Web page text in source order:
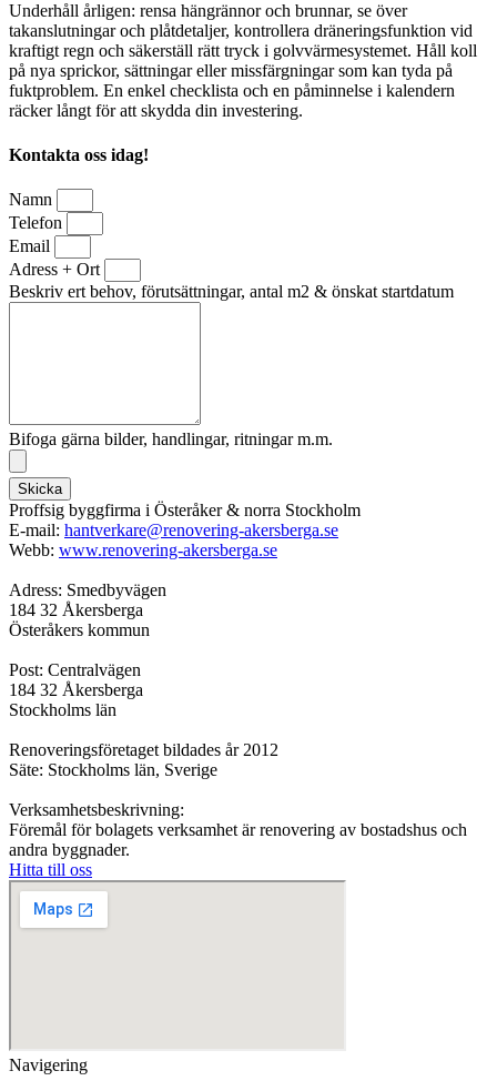
Underhåll årligen: rensa hängrännor och brunnar, se över
takanslutningar och plåtdetaljer, kontrollera dräneringsfunktion vid
kraftigt regn och säkerställ rätt tryck i golvvärmesystemet. Håll koll
på nya sprickor, sättningar eller missfärgningar som kan tyda på
fuktproblem. En enkel checklista och en påminnelse i kalendern
räcker långt för att skydda din investering.
Kontakta oss idag!
Namn
Telefon
Email
Adress + Ort
Beskriv ert behov, förutsättningar, antal m2 & önskat startdatum
Bifoga gärna bilder, handlingar, ritningar m.m.
Skicka
Proffsig byggfirma i Österåker & norra Stockholm
E-mail: hantverkare@renovering-akersberga.se
Webb: www.renovering-akersberga.se
Adress: Smedbyvägen
184 32 Åkersberga
Österåkers kommun
Post: Centralvägen
184 32 Åkersberga
Stockholms län
Renoveringsföretaget bildades år 2012
Säte: Stockholms län, Sverige
Verksamhetsbeskrivning:
Föremål för bolagets verksamhet är renovering av bostadshus och
andra byggnader.
Hitta till oss
Navigering